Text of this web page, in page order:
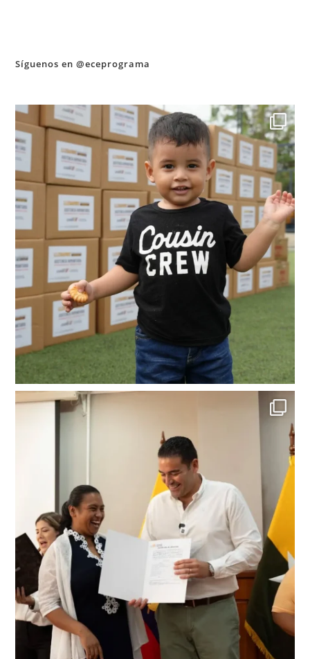
Síguenos en @eceprograma